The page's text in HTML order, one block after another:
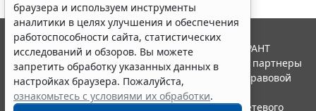
браузера и используем инструменты
аналитики в целях улучшения и обеспечения
работоспособности сайта, статистических
исследований и обзоров. Вы можете
запретить обработку указанных данных в
настройках браузера. Пожалуйста,
ознакомьтесь с условиями их обработки.
© ООО "НПП "ГАРАНТ-СЕРВИС", 2026. Система ГАРАНТ
выпускается с 1990 года. Компания "Гарант" и ее партнеры
являются участниками Российской ассоциации правовой
информации ГАРАНТ.
Портал ГАРАНТ.РУ зарегистрирован в качестве сетевого